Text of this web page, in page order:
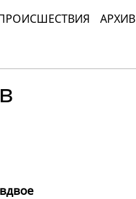
АРХИВ